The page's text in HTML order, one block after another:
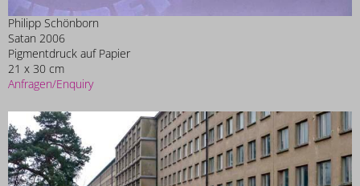
Philipp Schönborn
Satan 2006
Pigmentdruck auf Papier
21 x 30 cm
Anfragen/Enquiry